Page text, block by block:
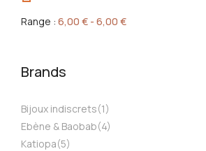
Range : 6,00 € - 6,00 €
Brands
Bijoux indiscrets(1)
Ebène & Baobab(4)
Katiopa(5)